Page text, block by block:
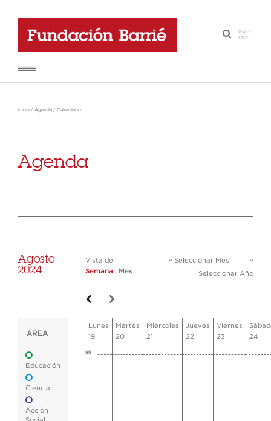
·
GAL-
ENG
Inicio / Agenda / Calendario
Agenda
Agosto
2024
Vista de:
Semana
Mes
Seleccionar Mes
Seleccionar Año
ÁREA
Educación
Ciencia
Acción
Lunes
19
Martes
20
Miércoles
21
Jueves
22
Viernes
23
24
9h